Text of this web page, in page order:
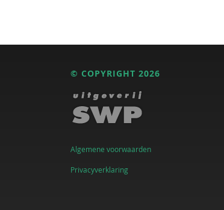
© COPYRIGHT 2026
Algemene voorwaarden
Privacyverklaring